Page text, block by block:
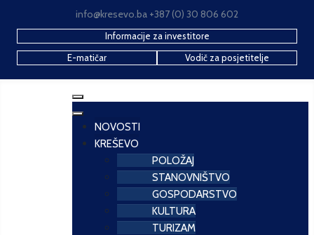
info@kresevo.ba +387 (0) 30 806 602
Informacije za investitore
E-matičar
Vodič za posjetitelje
NOVOSTI
KREŠEVO
POLOŽAJ
STANOVNIŠTVO
GOSPODARSTVO
KULTURA
TURIZAM